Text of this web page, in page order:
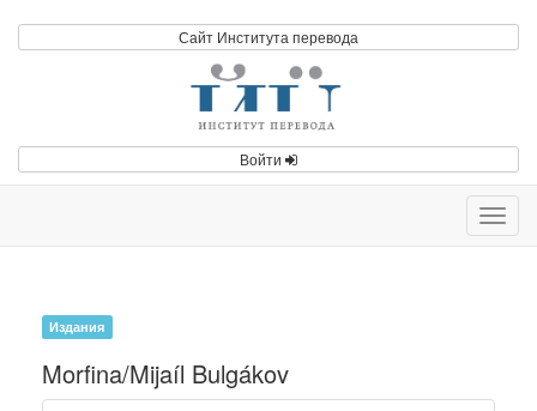
Сайт Института перевода
Войти
Издания
Morfina/Mijaíl Bulgákov